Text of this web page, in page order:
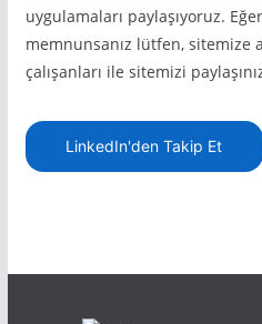
uygulamaları paylaşıyoruz.
memnunsanız lütfen, sitemize
çalışanları ile sitemizi
LinkedIn'den Takip Et